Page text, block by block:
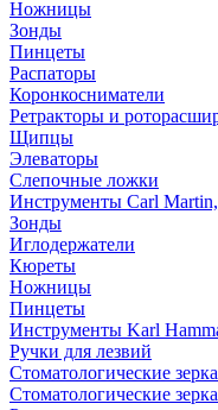
Ножницы
Зонды
Пинцеты
Распаторы
Коронкосниматели
Ретракторы и
Щипцы
Элеваторы
Слепочные ложки
Инструменты Carl
Зонды
Иглодержатели
Кюреты
Ножницы
Пинцеты
Инструменты Karl
Ручки для лезвий
Стоматологические
Стоматологические